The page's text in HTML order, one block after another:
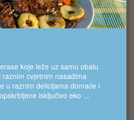
koje leže uz samu obalu
cvjetnim nasadima
u raznim delicijama domaće i
isključivo eko …